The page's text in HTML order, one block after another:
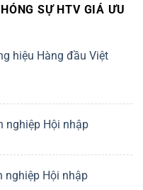
SỰ HTV GIÁ ƯU
hiệu Hàng đầu Việt
nghiệp Hội nhập
nghiệp Hội nhập